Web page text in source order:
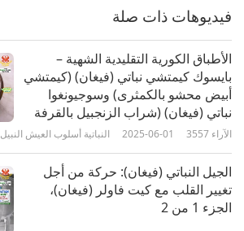
فيديوهات ذات صلة
الأطباق الكورية التقليدية الشهية –
بايسوك كيمتشي نباتي (فيغان) (كيمتشي
أبيض محشو بالكمثرى) وسوجيونغوا
نباتي (فيغان) (شراب الزنجبيل بالقرفة
والقرفة الجافة)
النباتية أسلوب العيش النبيل 2025-06-01 3557 الآراء
الجيل النباتي (فيغان): حركة من أجل
تغيير القلب مع كيت فاولر (فيغان)،
الجزء 1 من 2